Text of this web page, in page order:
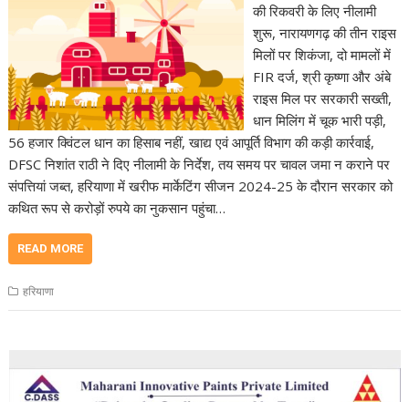
की रिकवरी के लिए नीलामी
शुरू, नारायणगढ़ की तीन राइस
मिलों पर शिकंजा, दो मामलों में
FIR दर्ज, श्री कृष्णा और अंबे
राइस मिल पर सरकारी सख्ती,
धान मिलिंग में चूक भारी पड़ी,
56 हजार क्विंटल धान का हिसाब नहीं, खाद्य एवं आपूर्ति विभाग की कड़ी कार्रवाई,
DFSC निशांत राठी ने दिए नीलामी के निर्देश, तय समय पर चावल जमा न कराने पर
संपत्तियां जब्त, हरियाणा में खरीफ मार्केटिंग सीजन 2024-25 के दौरान सरकार को
कथित रूप से करोड़ों रुपये का नुकसान पहुंचा…
READ MORE
हरियाणा